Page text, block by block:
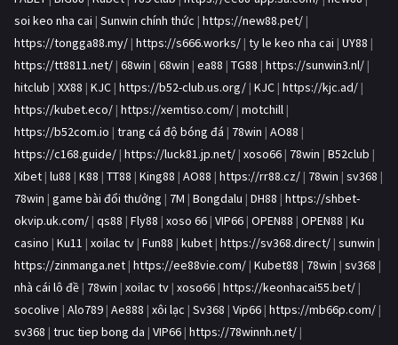
soi keo nha cai | Sunwin chính thức | https://new88.pet/ |
https://tongga88.my/ | https://s666.works/ | ty le keo nha cai | UY88 |
https://tt8811.net/ | 68win | 68win | ea88 | TG88 | https://sunwin3.nl/ |
hitclub | XX88 | KJC | https://b52-club.us.org/ | KJC | https://kjc.ad/ |
https://kubet.eco/ | https://xemtiso.com/ | motchill |
https://b52com.io | trang cá độ bóng đá | 78win | AO88 |
https://c168.guide/ | https://luck81.jp.net/ | xoso66 | 78win | B52club |
Xibet | lu88 | K88 | TT88 | King88 | AO88 | https://rr88.cz/ | 78win | sv368 |
78win | game bài đổi thưởng | 7M | Bongdalu | DH88 | https://shbet-
okvip.uk.com/ | qs88 | Fly88 | xoso 66 | VIP66 | OPEN88 | OPEN88 | Ku
casino | Ku11 | xoilac tv | Fun88 | kubet | https://sv368.direct/ | sunwin |
https://zinmanga.net | https://ee88vie.com/ | Kubet88 | 78win | sv368 |
nhà cái lô đề | 78win | xoilac tv | xoso66 | https://keonhacai55.bet/ |
socolive | Alo789 | Ae888 | xôi lạc | Sv368 | Vip66 | https://mb66p.com/ |
sv368 | truc tiep bong da | VIP66 | https://78winnh.net/ |